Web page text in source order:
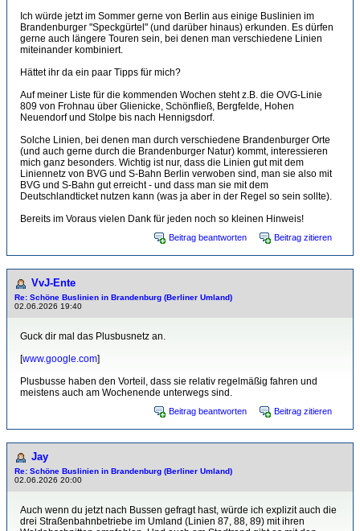
Ich würde jetzt im Sommer gerne von Berlin aus einige Buslinien im
Brandenburger "Speckgürtel" (und darüber hinaus) erkunden. Es dürfen
gerne auch längere Touren sein, bei denen man verschiedene Linien
miteinander kombiniert.
Hättet ihr da ein paar Tipps für mich?
Auf meiner Liste für die kommenden Wochen steht z.B. die OVG-Linie
809 von Frohnau über Glienicke, Schönfließ, Bergfelde, Hohen
Neuendorf und Stolpe bis nach Hennigsdorf.
Solche Linien, bei denen man durch verschiedene Brandenburger Orte
(und auch gerne durch die Brandenburger Natur) kommt, interessieren
mich ganz besonders. Wichtig ist nur, dass die Linien gut mit dem
Liniennetz von BVG und S-Bahn Berlin verwoben sind, man sie also mit
BVG und S-Bahn gut erreicht - und dass man sie mit dem
Deutschlandticket nutzen kann (was ja aber in der Regel so sein sollte).
Bereits im Voraus vielen Dank für jeden noch so kleinen Hinweis!
Beitrag beantworten Beitrag zitieren
VvJ-Ente
Re: Schöne Buslinien in Brandenburg (Berliner Umland)
02.06.2026 19:40
Guck dir mal das Plusbusnetz an.
[www.google.com]
Plusbusse haben den Vorteil, dass sie relativ regelmäßig fahren und
meistens auch am Wochenende unterwegs sind.
Beitrag beantworten Beitrag zitieren
Jay
Re: Schöne Buslinien in Brandenburg (Berliner Umland)
02.06.2026 20:00
Auch wenn du jetzt nach Bussen gefragt hast, würde ich explizit auch die
drei Straßenbahnbetriebe im Umland (Linien 87, 88, 89) mit ihren